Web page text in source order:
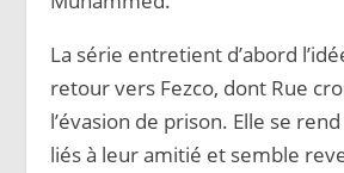
La série entretient d’abord
retour vers Fezco, dont Rue
l’évasion de prison. Elle se
liés à leur amitié et semble